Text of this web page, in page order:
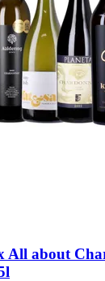
All about